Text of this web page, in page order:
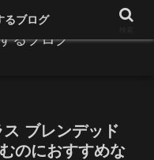
るブログ
ブレンデッド
のにおすすめな
るブログ